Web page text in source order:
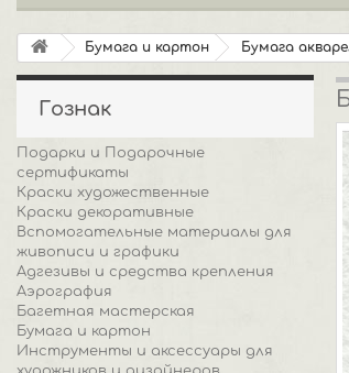
Бумага и картон Бумага
Гознак
Подарки и Подарочные
сертификаты
Краски художественные
Краски декоративные
Вспомогательные материалы для
живописи и графики
Адгезивы и средства крепления
Аэрография
Багетная мастерская
Бумага и картон
Инструменты и аксессуары для